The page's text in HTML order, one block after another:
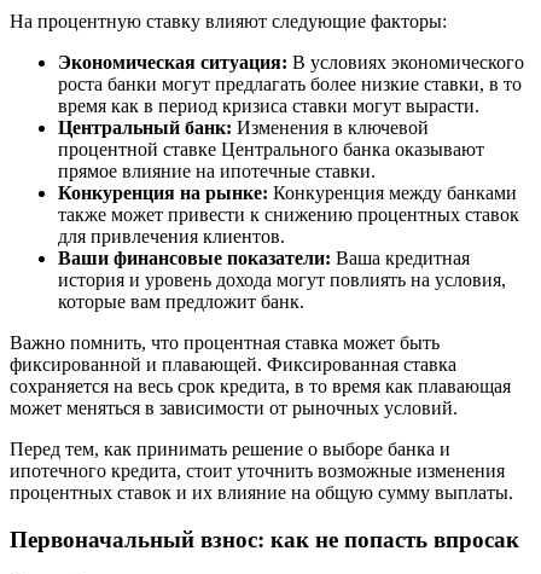
На процентную ставку влияют следующие факторы:
Экономическая ситуация: В условиях экономического
роста банки могут предлагать более низкие ставки, в то
время как в период кризиса ставки могут вырасти.
Центральный банк: Изменения в ключевой
процентной ставке Центрального банка оказывают
прямое влияние на ипотечные ставки.
Конкуренция на рынке: Конкуренция между банками
также может привести к снижению процентных ставок
для привлечения клиентов.
Ваши финансовые показатели: Ваша кредитная
история и уровень дохода могут повлиять на условия,
которые вам предложит банк.
Важно помнить, что процентная ставка может быть
фиксированной и плавающей. Фиксированная ставка
сохраняется на весь срок кредита, в то время как плавающая
может меняться в зависимости от рыночных условий.
Перед тем, как принимать решение о выборе банка и
ипотечного кредита, стоит уточнить возможные изменения
процентных ставок и их влияние на общую сумму выплаты.
Первоначальный взнос: как не попасть впросак